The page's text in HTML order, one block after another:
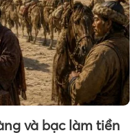
và bạc làm tiền